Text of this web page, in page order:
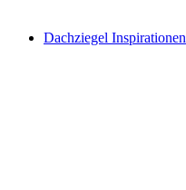
Dach­ziegel Inspira­tionen